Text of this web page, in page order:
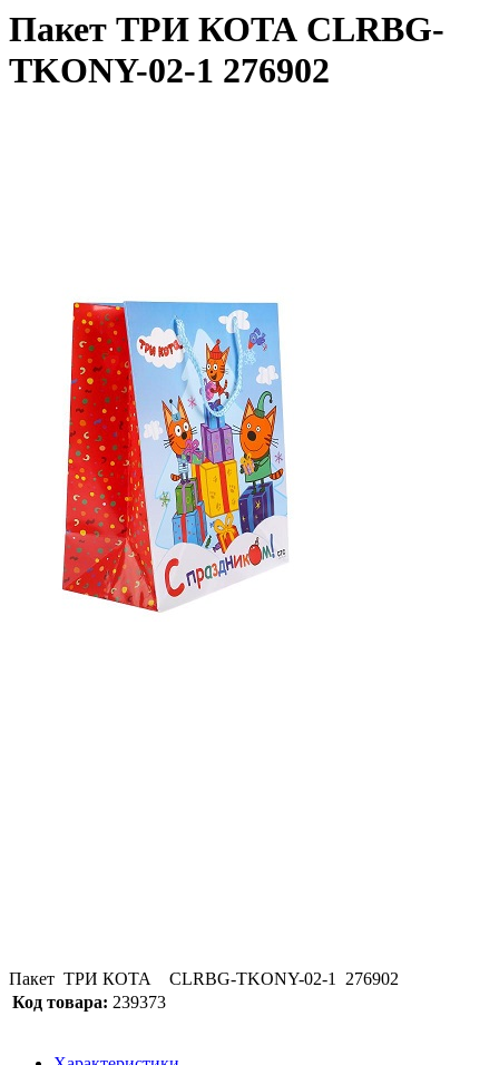
Пакет ТРИ КОТА CLRBG-
TKONY-02-1 276902
Пакет ТРИ КОТА CLRBG-TKONY-02-1 276902
Код товара: 239373